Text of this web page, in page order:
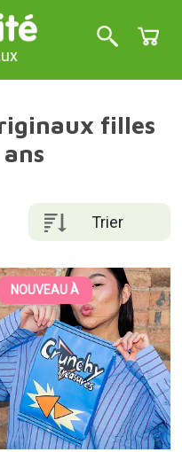
filles
ans
Trier
NOUVEAU À